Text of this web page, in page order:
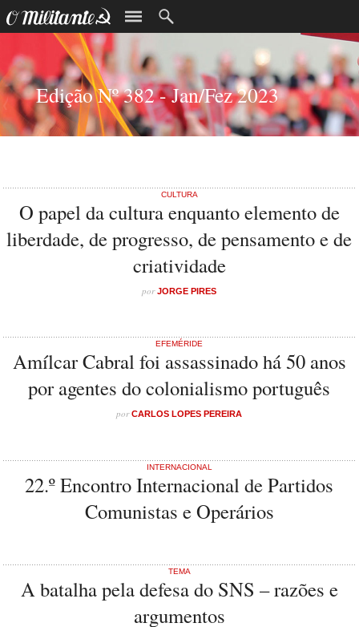
Edição Nº 382 - Jan/Fez 2023
CULTURA
O papel da cultura enquanto elemento de
liberdade, de progresso, de pensamento e de
criatividade
porJORGE PIRES
EFEMÉRIDE
Amílcar Cabral foi assassinado há 50 anos
por agentes do colonialismo português
porCARLOS LOPES PEREIRA
INTERNACIONAL
22.º Encontro Internacional de Partidos
Comunistas e Operários
TEMA
A batalha pela defesa do SNS – razões e
argumentos